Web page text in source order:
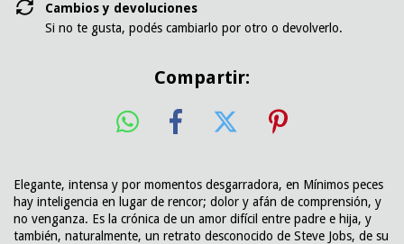
Cambios y devoluciones
Si no te gusta, podés cambiarlo por otro o devolverlo.
Compartir:
Elegante, intensa y por momentos desgarradora, en Mínimos peces
hay inteligencia en lugar de rencor; dolor y afán de comprensión, y
no venganza. Es la crónica de un amor difícil entre padre e hija, y
también, naturalmente, un retrato desconocido de Steve Jobs, de su